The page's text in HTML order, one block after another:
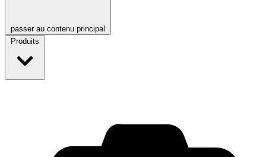
passer au contenu principal
Produits